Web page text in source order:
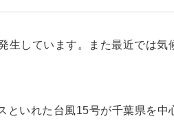
生しています。また最近では気
いれた台風15号が千葉県を中